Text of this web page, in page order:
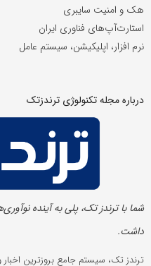
هک و امنیت سایبری
استارت‌آپ‌های فناوری ایران
نرم افزار، اپلیکیشن، سیستم عامل
درباره مجله تکنولوژی ترندزتک
شما با ترندز تک، پلی به آینده‌
داشت.